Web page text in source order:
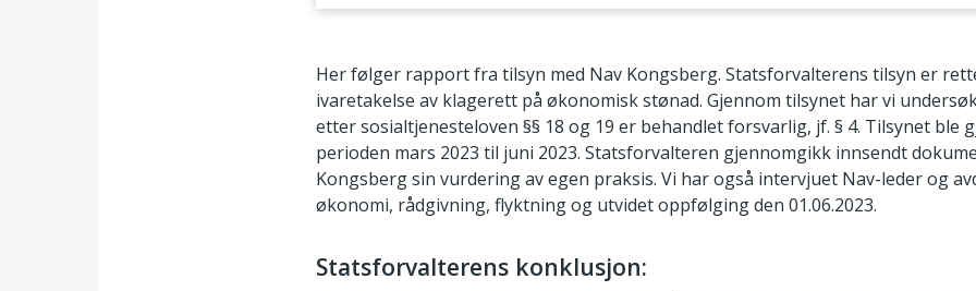
Her følger rapport fra tilsyn med Nav Kongsberg. Statsforvalterens tilsyn er
ivaretakelse av klagerett på økonomisk stønad. Gjennom tilsynet har vi
etter sosialtjenesteloven §§ 18 og 19 er behandlet forsvarlig, jf. § 4. Tilsynet ble
perioden mars 2023 til juni 2023. Statsforvalteren gjennomgikk innsendt
Kongsberg sin vurdering av egen praksis. Vi har også intervjuet Nav-leder og
økonomi, rådgivning, flyktning og utvidet oppfølging den 01.06.2023.
Statsforvalterens konklusjon: